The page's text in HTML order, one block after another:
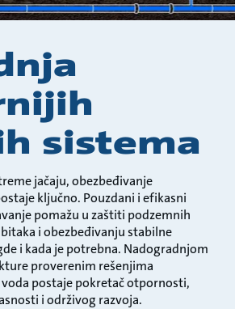
sistema
jačaju, obezbeđivanje
ključno. Pouzdani i efikasni
pomažu u zaštiti podzemnih
i obezbeđivanju stabilne
i kada je potrebna. Nadogradnjom
proverenim rešenjima
postaje pokretač otpornosti,
i održivog razvoja.